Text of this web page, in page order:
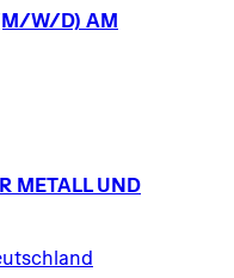
W/D) AM
METALL UND